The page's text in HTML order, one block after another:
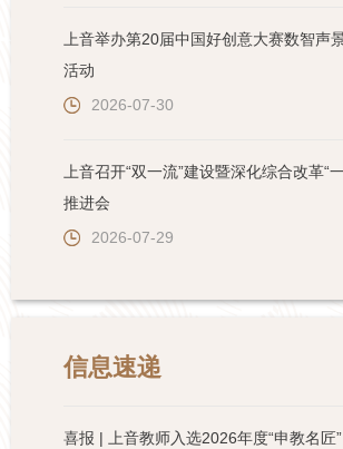
上音举办第20届中国好创意大赛数智声
活动
2026-07-30
上音召开“双一流”建设暨深化综合改革“
推进会
2026-07-29
信息速递
喜报 | 上音教师入选2026年度“申教名匠”